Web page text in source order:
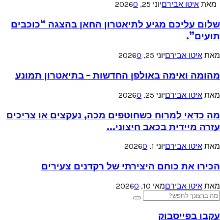
מאת איטו אבירםיוני 25, 2026 0
שלום עליכם מגיע לתיאטרון החאן בהצגה “כוכבים
תועים”.
מאת איטו אבירםיוני 25, 2026 0
מהומה ואימה באולפן החדשות – בתיאטרון תמונע
מאת איטו אבירםיוני 25, 2026 0
מה כדאי למרוח כשחוטפים מכה, נעקצים או צריכים
עזרה מיידית בכאב חיצוני...
מאת איטו אבירםיוני 1, 2026 0
הכירו את כוחם היצירתי של רקדנים צעירים
מאת איטו אבירםמאי 10, 2026
0
Search
for:
Search
עקבו בפייסבוק